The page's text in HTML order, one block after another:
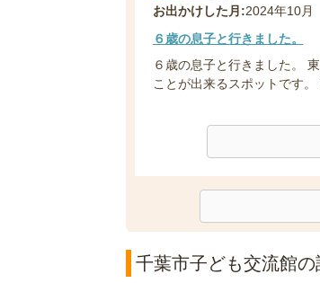
お出かけした月:2024年10月
６歳の息子と行きました。
６歳の息子と行きました。
ことが出来るスポットです
千葉市子ども交流館の